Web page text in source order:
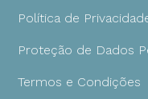
Política de
Proteção de Dados
Termos e Condições